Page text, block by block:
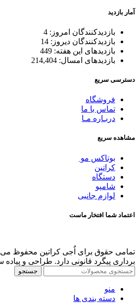
آمار بازدید
بازدیدکنندگان امروز: 4
بازدیدکنندگان دیروز: 14
بازدیدهای این هفته: 449
بازدیدهای امسال: 214,404
دسترسی سریع
فروشگاه
تماس با ما
دربـاره مـا
مشاهده سریع
بوتاکس مو
کراتین
دستگاه
شامپو
لوازم جانبی
اعتماد شما افتخار ماست
تمامی حقوق برای اٌجی کراتین محفوظ می
برداری پیگرد قانونی دارد. طراحی و
جستجو
منو
دسته بندی ها